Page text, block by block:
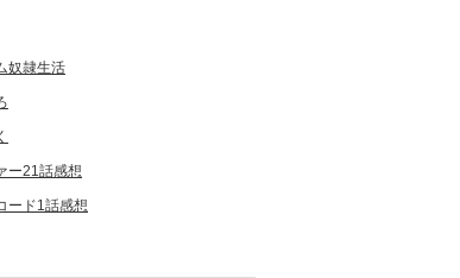
奴隷生活
ー21話感想
ード1話感想